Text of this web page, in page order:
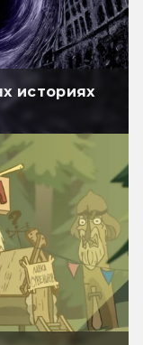
историях